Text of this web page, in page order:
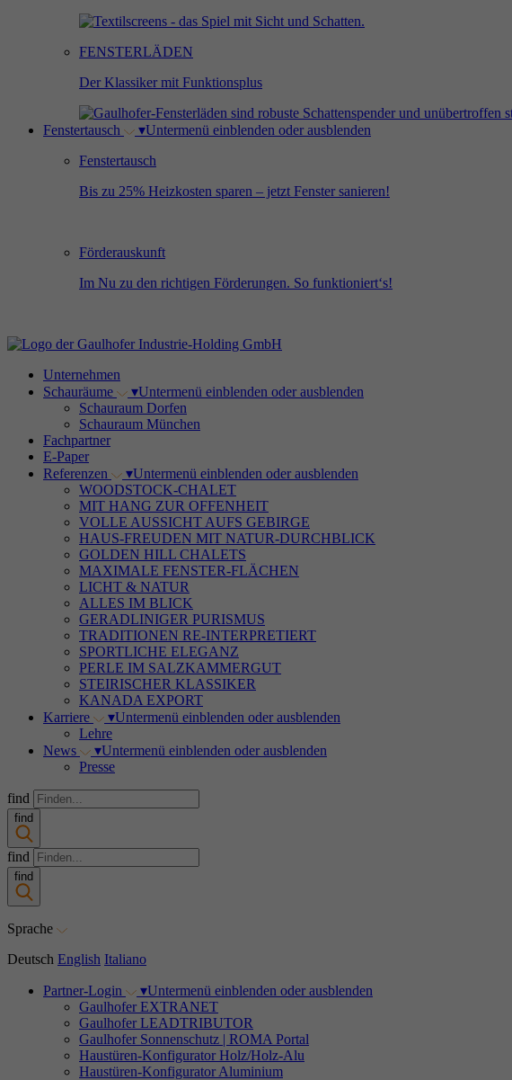
FENSTERLÄDEN
Der Klassiker mit Funktionsplus
Fenstertausch ▾Untermenü einblenden oder ausblenden
Fenstertausch
Bis zu 25% Heizkosten sparen – jetzt Fenster sanieren!
Förderauskunft
Im Nu zu den richtigen Förderungen. So funktioniert‘s!
Unternehmen
Schauräume
▾Untermenü einblenden oder ausblenden
Schauraum Dorfen
Schauraum München
Fachpartner
E-Paper
Referenzen
▾Untermenü einblenden oder ausblenden
WOODSTOCK-CHALET
MIT HANG ZUR OFFENHEIT
VOLLE AUSSICHT AUFS GEBIRGE
HAUS-FREUDEN MIT NATUR-DURCHBLICK
GOLDEN HILL CHALETS
MAXIMALE FENSTER-FLÄCHEN
LICHT & NATUR
ALLES IM BLICK
GERADLINIGER PURISMUS
TRADITIONEN RE-INTERPRETIERT
SPORTLICHE ELEGANZ
PERLE IM SALZKAMMERGUT
STEIRISCHER KLASSIKER
KANADA EXPORT
Karriere
▾Untermenü einblenden oder ausblenden
Lehre
News
▾Untermenü einblenden oder ausblenden
Presse
find
find
find
find
Sprache
Deutsch English Italiano
Partner-Login ▾Untermenü einblenden oder ausblenden
Gaulhofer EXTRANET
Gaulhofer LEADTRIBUTOR
Gaulhofer Sonnenschutz | ROMA Portal
Haustüren-Konfigurator Holz/Holz-Alu
Haustüren-Konfigurator Aluminium